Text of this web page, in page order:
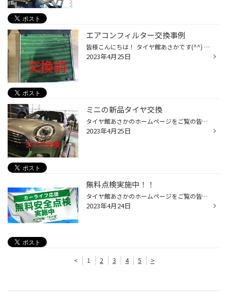
エアコンフィルター交換事例
皆様こんにちは！ タイヤ館あさかです(^^) エアコンフィルター交換をおこないました。 ★エアコンフィルター写真 最近のクルマのほとんどは、家庭用と同様 エアコンシステムにフィルターを備えています。 快適な車内環境を実現する上で 侵入させたくない花粉やダスト、 排気ガス、不快な臭い等を除去...
2023年4月25日
ミニの新品タイヤ交換
タイヤ館あさかのホームページをご覧の皆様 こんにちは！ いつもご覧いただきありがとうございます！！ 本日は ★BMW ★ミニ のタイヤ交換のご紹介です。 ★車写真 タイヤはトランザになります。 詳しくはこちら！ ブリヂストン公式ホームページ スタッフ一同、 お客様のご来店を心よりお待ちしており...
2023年4月25日
無料点検実施中！！
タイヤ館あさかのホームページをご覧の皆様 こんにちは！ いつもご覧いただきありがとうございます！！ 安全点検の項目は ・オイル点検 ・バッテリー点検 ・エアコンフィルターの点検 ・ワイパー点検 ・タイヤ点検 【点検1：空気圧】 タイヤの空気は、使わなくても自然に抜けてしまいます。 偏った...
2023年4月24日
< 1 2 3 4 5 >